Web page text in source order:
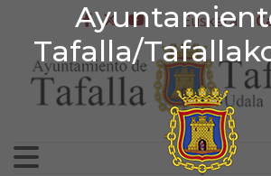
Tafalla/
Ir al contenidofacebook
twitter
youtube
Euskera